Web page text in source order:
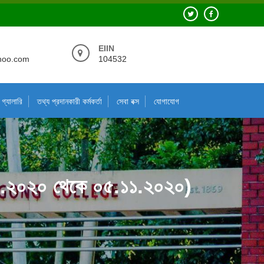
EIIN
104532
গ্যালারি তথ্য প্রদানকারী কর্মকর্তা সেবা বক্স যোগাযোগ
থেকে ০৫.১১.২০২০)